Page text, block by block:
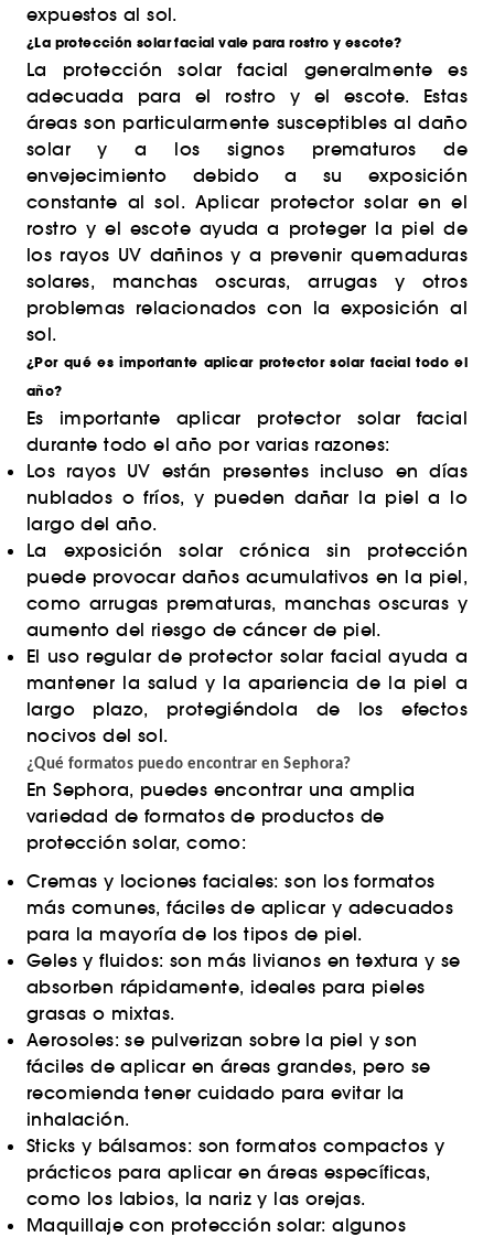
expuestos al sol.
¿La protección solar facial vale para rostro y escote?
La protección solar facial generalmente es
adecuada para el rostro y el escote. Estas
áreas son particularmente susceptibles al daño
solar y a los signos prematuros de
envejecimiento debido a su exposición
constante al sol. Aplicar protector solar en el
rostro y el escote ayuda a proteger la piel de
los rayos UV dañinos y a prevenir quemaduras
solares, manchas oscuras, arrugas y otros
problemas relacionados con la exposición al
sol.
¿Por qué es importante aplicar protector solar facial todo el
año?
Es importante aplicar protector solar facial
durante todo el año por varias razones:
Los rayos UV están presentes incluso en días
nublados o fríos, y pueden dañar la piel a lo
largo del año.
La exposición solar crónica sin protección
puede provocar daños acumulativos en la piel,
como arrugas prematuras, manchas oscuras y
aumento del riesgo de cáncer de piel.
El uso regular de protector solar facial ayuda a
mantener la salud y la apariencia de la piel a
largo plazo, protegiéndola de los efectos
nocivos del sol.
¿Qué formatos puedo encontrar en Sephora?
En Sephora, puedes encontrar una amplia
variedad de formatos de productos de
protección solar, como:
Cremas y lociones faciales: son los formatos
más comunes, fáciles de aplicar y adecuados
para la mayoría de los tipos de piel.
Geles y fluidos: son más livianos en textura y se
absorben rápidamente, ideales para pieles
grasas o mixtas.
Aerosoles: se pulverizan sobre la piel y son
fáciles de aplicar en áreas grandes, pero se
recomienda tener cuidado para evitar la
inhalación.
Sticks y bálsamos: son formatos compactos y
prácticos para aplicar en áreas específicas,
como los labios, la nariz y las orejas.
Maquillaje con protección solar: algunos